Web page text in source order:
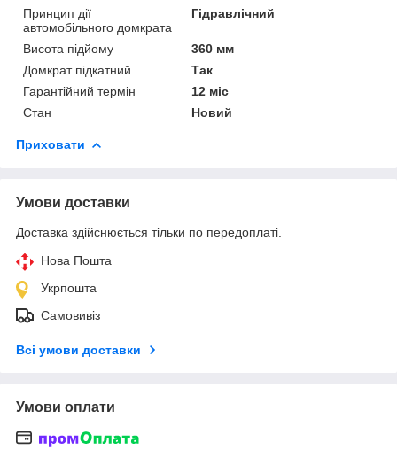
Принцип дії
автомобільного домкрата
Гідравлічний
Висота підйому
360 мм
Домкрат підкатний
Так
Гарантійний термін
12 міс
Стан
Новий
Приховати
Умови доставки
Доставка здійснюється тільки по передоплаті.
Нова Пошта
Укрпошта
Самовивіз
Всі умови доставки
Умови оплати